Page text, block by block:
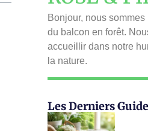
Bonjour, nous
du balcon en forêt.
accueillir dans notre
la nature.
Les Derniers